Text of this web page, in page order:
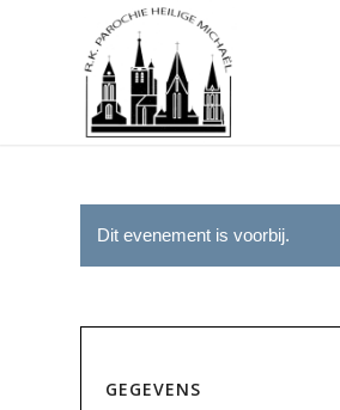
Dit evenement is voorbij.
GEGEVENS